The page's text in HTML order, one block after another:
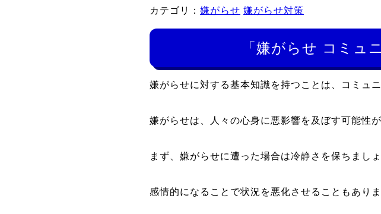
カテゴリ： 嫌がらせ 嫌がらせ対策
「嫌がらせ コミュ
嫌がらせに対する基本知識を持つことは、コミュ
嫌がらせは、人々の心身に悪影響を及ぼす可能性
まず、嫌がらせに遭った場合は冷静さを保ちましょ
感情的になることで状況を悪化させることもあり